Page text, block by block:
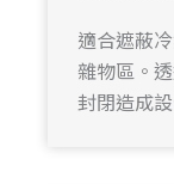
適合遮蔽
雜物區。
封閉造成